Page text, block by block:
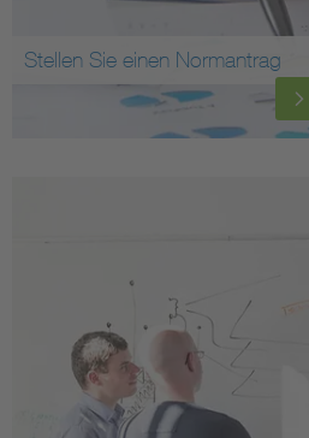
Stellen Sie einen Normantrag